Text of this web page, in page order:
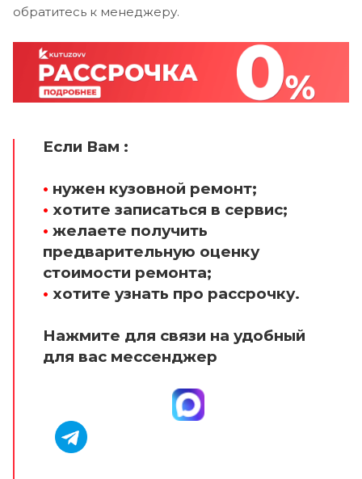
обратитесь к менеджеру.
Если Вам :
• нужен кузовной ремонт;
• хотите записаться в сервис;
• желаете получить
предварительную оценку
стоимости ремонта;
• хотите узнать про рассрочку.
Нажмите для связи на удобный
для вас мессенджер